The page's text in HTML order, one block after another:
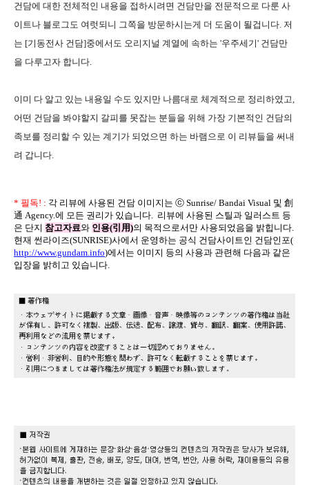
건담에 대한 전체적인 내용을 접하시려면 건담만을 전문적으로 다룬 사
이트나 블로그도 여럿되니 그쪽을 방문하시는게 더 도움이 될겁니다. 저
는 [기동전사 건담]중에서도 오리지널 계열에 속하는 '우주세기' 건담만
을 다루고자 합니다.
이미 다 알고 있는 내용일 수도 있지만 나름대로 체계적으로 정리하였고,
어떤 건담을 봐야할지 갈피를 못잡는 분들을 위해 가장 기본적인 건담의
족보를 정리할 수 있는 계기가 되었으면 하는 바램으로 이 리뷰들을 써내
려 갑니다.
* 필독! : 각 리뷰에 사용된 건담 이미지는 ⓒ Sunrise/ Bandai Visual 및 創
通 Agency.에 모든 권리가 있습니다. 리뷰에 사용된 스틸과 일러스트 등
은 단지 참고자료와 인용(引用)의 목적으로서만 사용되었음을 밝힙니다.
현재 썬라이즈(SUNRISE)사에서 운영하는 공식 건담사이트인 건담인포(
http://www.gundam.info)에서는 이미지 등의 사용과 관련해 다음과 같은
입장을 밝히고 있습니다.